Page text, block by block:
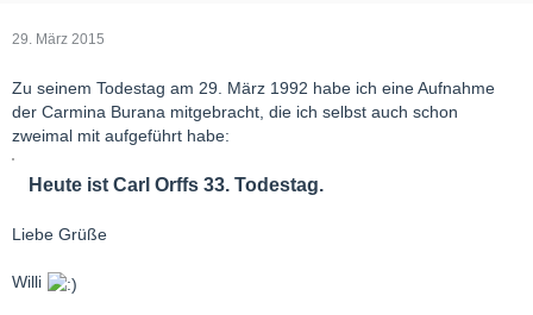
29. März 2015
Zu seinem Todestag am 29. März 1992 habe ich eine Aufnahme
der Carmina Burana mitgebracht, die ich selbst auch schon
zweimal mit aufgeführt habe:
Heute ist Carl Orffs 33. Todestag.
Liebe Grüße
Willi